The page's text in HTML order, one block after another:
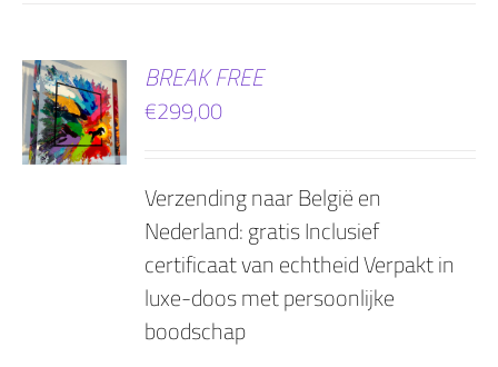
BREAK FREE
€299,00
Verzending naar België en
Nederland: gratis Inclusief
certificaat van echtheid Verpakt in
luxe-doos met persoonlijke
boodschap